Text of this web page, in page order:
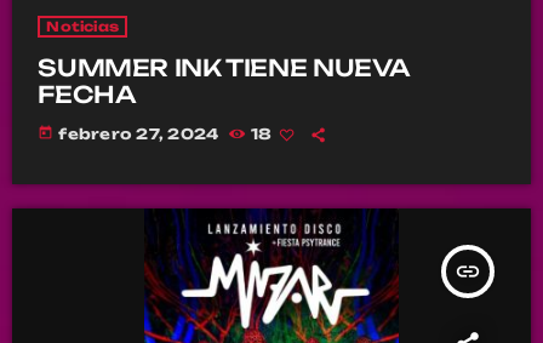
Noticias
SUMMER INK TIENE NUEVA
FECHA
today febrero 27, 2024 18
insert_link